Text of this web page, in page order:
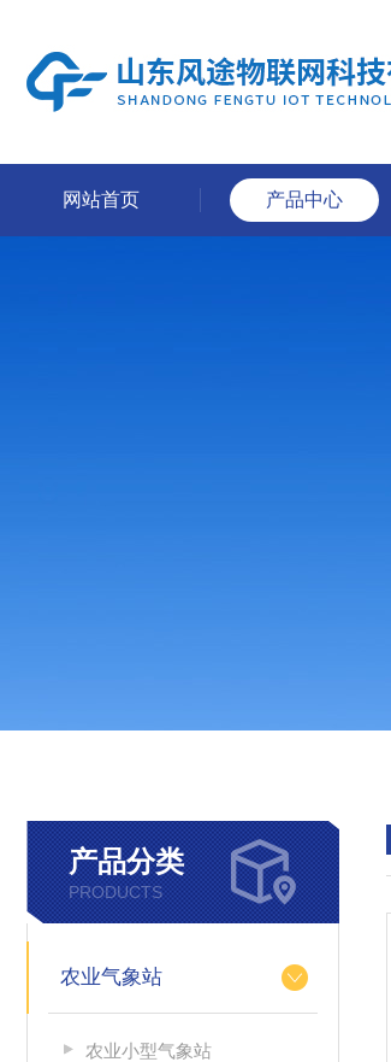
网站首页 产品中心
产品分类
PRODUCTS
农业气象站
农业小型气象站